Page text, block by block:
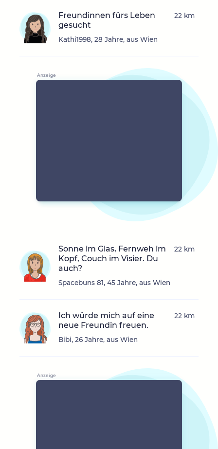
Freundinnen fürs Leben
gesucht
Kathi1998, 28 Jahre, aus Wien
22 km
Sonne im Glas, Fernweh im
Kopf, Couch im Visier. Du
auch?
Spacebuns 81, 45 Jahre, aus Wien
22 km
Ich würde mich auf eine
neue Freundin freuen.
Bibi, 26 Jahre, aus Wien
22 km